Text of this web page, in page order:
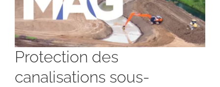
Protection des
canalisations sous-